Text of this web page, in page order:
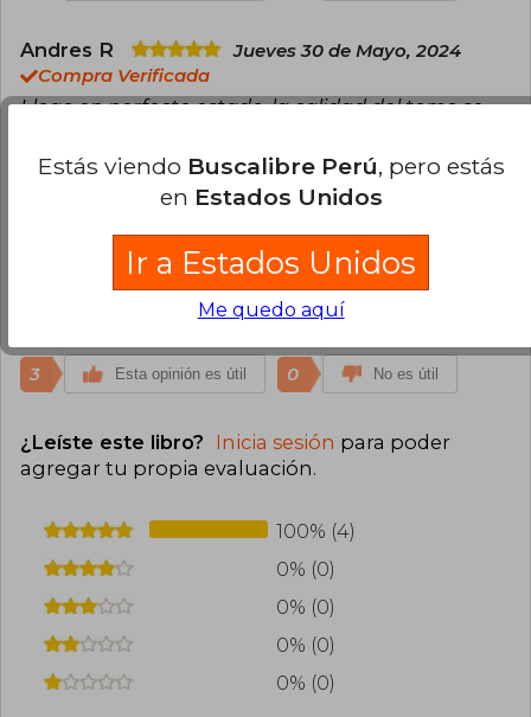
Andres R
Jueves 30 de Mayo, 2024
Compra Verificada
Llego en perfecto estado, la calidad del tomo se
3 Esta opinión es útil 0 No es útil
Rubén Cutuli
Domingo 01 de
Septiembre, 2024
Compra Verificada
3 Esta opinión es útil 0 No es útil
¿Leíste este libro? Inicia sesión para poder
agregar tu propia evaluación.
100% (4)
0% (0)
0% (0)
0% (0)
0% (0)
Estás viendo Buscalibre Perú, pero estás
en Estados Unidos
Ir a Estados Unidos
Me quedo aquí